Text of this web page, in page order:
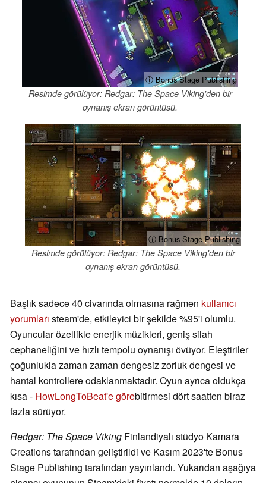
ⓘ Bonus Stage Publishing
Resimde görülüyor: Redgar: The Space Viking'den bir
oynanış ekran görüntüsü.
ⓘ Bonus Stage Publishing
Resimde görülüyor: Redgar: The Space Viking'den bir
oynanış ekran görüntüsü.
Başlık sadece 40 civarında olmasına rağmen kullanıcı
yorumları steam'de, etkileyici bir şekilde %95'i olumlu.
Oyuncular özellikle enerjik müzikleri, geniş silah
cephaneliğini ve hızlı tempolu oynanışı övüyor. Eleştiriler
çoğunlukla zaman zaman dengesiz zorluk dengesi ve
hantal kontrollere odaklanmaktadır. Oyun ayrıca oldukça
kısa - HowLongToBeat'e görebitirmesi dört saatten biraz
fazla sürüyor.
Redgar: The Space Viking Finlandiyalı stüdyo Kamara
Creations tarafından geliştirildi ve Kasım 2023'te Bonus
Stage Publishing tarafından yayınlandı. Yukarıdan aşağıya